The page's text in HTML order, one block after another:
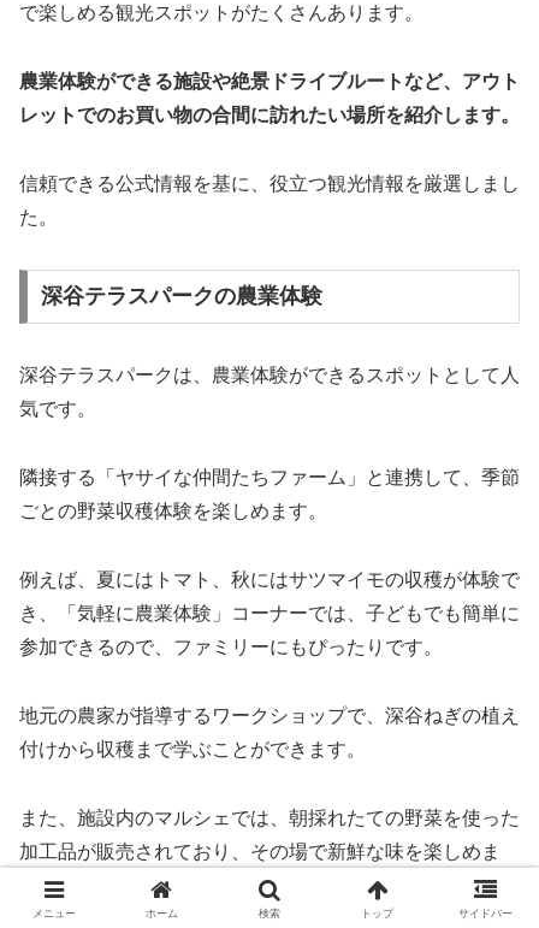
で楽しめる観光スポットがたくさんあります。
農業体験ができる施設や絶景ドライブルートなど、アウト
レットでのお買い物の合間に訪れたい場所を紹介します。
信頼できる公式情報を基に、役立つ観光情報を厳選しまし
た。
深谷テラスパークの農業体験
深谷テラスパークは、農業体験ができるスポットとして人
気です。
隣接する「ヤサイな仲間たちファーム」と連携して、季節
ごとの野菜収穫体験を楽しめます。
例えば、夏にはトマト、秋にはサツマイモの収穫が体験で
き、「気軽に農業体験」コーナーでは、子どもでも簡単に
参加できるので、ファミリーにもぴったりです。
地元の農家が指導するワークショップで、深谷ねぎの植え
付けから収穫まで学ぶことができます。
また、施設内のマルシェでは、朝採れたての野菜を使った
加工品が販売されており、その場で新鮮な味を楽しめま
す。
メニュー ホーム 検索 トップ サイドバー